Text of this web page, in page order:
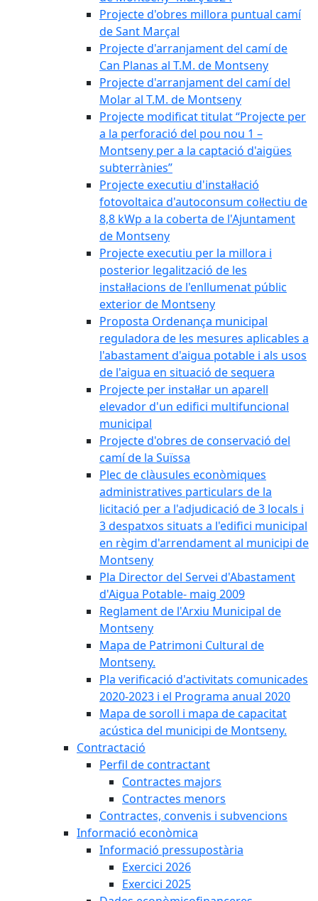
Projecte d'obres millora puntual camí
de Sant Marçal
Projecte d'arranjament del camí de
Can Planas al T.M. de Montseny
Projecte d'arranjament del camí del
Molar al T.M. de Montseny
Projecte modificat titulat “Projecte per
a la perforació del pou nou 1 –
Montseny per a la captació d'aigües
subterrànies”
Projecte executiu d'instal·lació
fotovoltaica d'autoconsum col·lectiu de
8,8 kWp a la coberta de l'Ajuntament
de Montseny
Projecte executiu per la millora i
posterior legalització de les
instal·lacions de l'enllumenat públic
exterior de Montseny
Proposta Ordenança municipal
reguladora de les mesures aplicables a
l'abastament d'aigua potable i als usos
de l'aigua en situació de sequera
Projecte per instal·lar un aparell
elevador d'un edifici multifuncional
municipal
Projecte d'obres de conservació del
camí de la Suïssa
Plec de clàusules econòmiques
administratives particulars de la
licitació per a l'adjudicació de 3 locals i
3 despatxos situats a l'edifici municipal
en règim d'arrendament al municipi de
Montseny
Pla Director del Servei d'Abastament
d'Aigua Potable- maig 2009
Reglament de l'Arxiu Municipal de
Montseny
Mapa de Patrimoni Cultural de
Montseny.
Pla verificació d'activitats comunicades
2020-2023 i el Programa anual 2020
Mapa de soroll i mapa de capacitat
acústica del municipi de Montseny.
Contractació
Perfil de contractant
Contractes majors
Contractes menors
Contractes, convenis i subvencions
Informació econòmica
Informació pressupostària
Exercici 2026
Exercici 2025